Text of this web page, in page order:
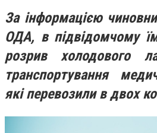
За інформацією
ОДА, в підвідомчому
розрив холодового
транспортування
які перевозили в двох